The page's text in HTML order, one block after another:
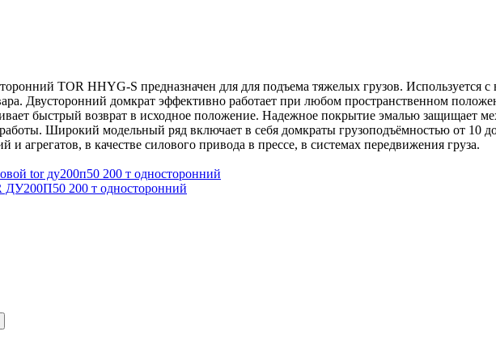
TOR HHYG-S предназначен для для подъема тяжелых грузов. Используется
Двусторонний домкрат эффективно работает при любом пространственном
быстрый возврат в исходное положение. Надежное покрытие эмалью защищает
Широкий модельный ряд включает в себя домкраты грузоподъёмностью от 10
агрегатов, в качестве силового привода в прессе, в системах передвижения груза.
ДУ200П50 200 т односторонний